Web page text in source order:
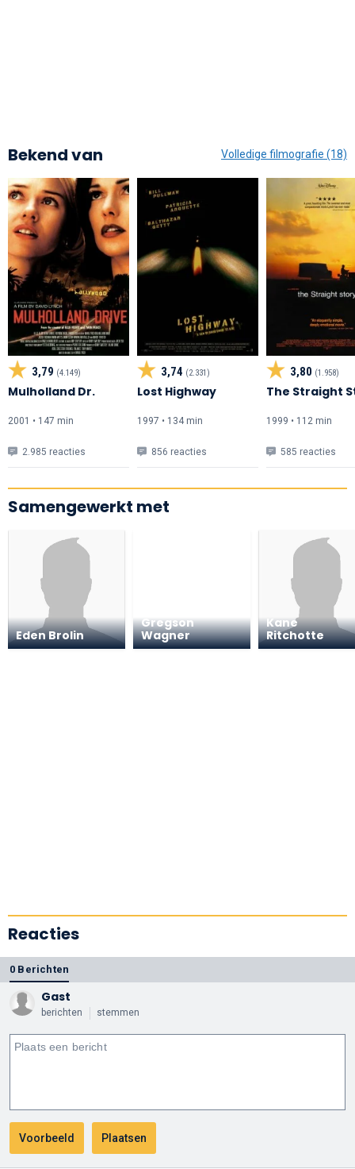
Bekend van Volledige filmografie (18)
3,79 (4.149)
Mulholland Dr.
2001 • 147 min
2.985 reacties
3,74 (2.331)
Lost Highway
1997 • 134 min
856 reacties
3,80 (1.958)
The Straight
1999 • 112 min
585 reacties
Samengewerkt met
Eden Brolin
Gregson
Wagner
Kane
Ritchotte
Reacties
0 Berichten
Gast
berichten stemmen